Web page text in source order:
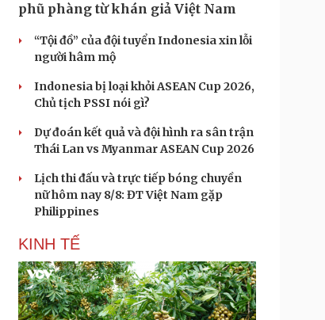
phũ phàng từ khán giả Việt Nam
“Tội đồ” của đội tuyển Indonesia xin lỗi
người hâm mộ
Indonesia bị loại khỏi ASEAN Cup 2026,
Chủ tịch PSSI nói gì?
Dự đoán kết quả và đội hình ra sân trận
Thái Lan vs Myanmar ASEAN Cup 2026
Lịch thi đấu và trực tiếp bóng chuyền
nữ hôm nay 8/8: ĐT Việt Nam gặp
Philippines
KINH TẾ